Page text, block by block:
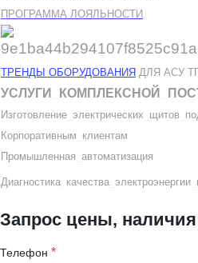
ПРОГРАММА ЛОЯЛЬНОСТИ
ТРЕНДЫ ОБОРУДОВАНИЯ ДЛЯ АСУ
УСЛУГИ КОМПЛЕКСНОЙ
Изготовление электрических щитов
Корпоративным клиентам
Промышленная автоматизация
Диагностика качества электроэнергии
Запрос цены,
Телефон *